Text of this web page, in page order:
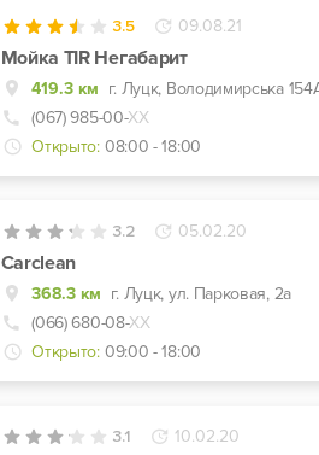
3.5 09.08.21
Мойка TIR Негабарит
419.3 км
(067) 985-00-ХХ
Открыто: 08:00 - 18:00
3.2 05.02.20
Carclean
368.3 км г. Луцк, ул. Парковая, 2а
(066) 680-08-ХХ
Открыто: 09:00 - 18:00
3.1 10.02.20